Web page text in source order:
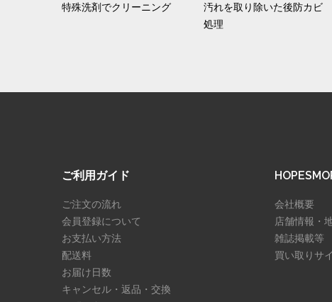
特殊洗剤でクリーニング
汚れを取り除いた後防カビ
処理
ご利用ガイド
ご注文の流れ
会員登録について
お支払い方法
配送料
お届け日数
キャンセル・返品・交換
会社概要
店舗情報・
雑誌掲載等
買い取りサ